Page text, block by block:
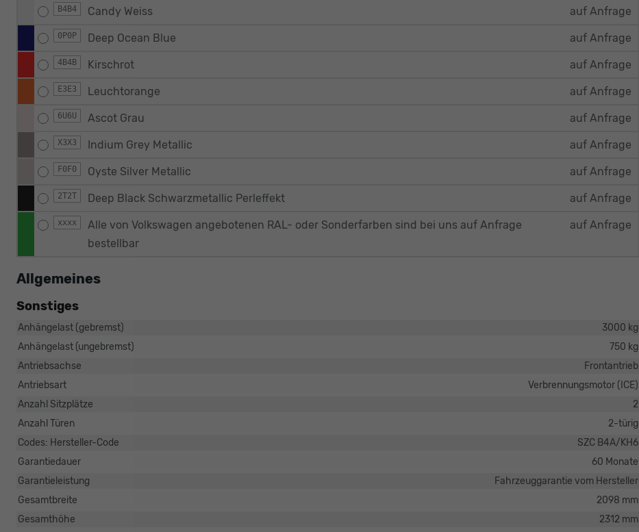
B4B4 Candy Weiss auf Anfrage
0P0P Deep Ocean Blue auf Anfrage
4B4B Kirschrot auf Anfrage
E3E3 Leuchtorange auf Anfrage
6U6U Ascot Grau auf Anfrage
X3X3 Indium Grey Metallic auf Anfrage
F0F0 Oyste Silver Metallic auf Anfrage
2T2T Deep Black Schwarzmetallic Perleffekt auf Anfrage
xxxx
Alle von Volkswagen angebotenen RAL- oder Sonderfarben sind bei uns auf Anfrage
bestellbar
auf Anfrage
Allgemeines
Sonstiges
Anhängelast (gebremst)
3000 kg
Anhängelast (ungebremst)
750 kg
Antriebsachse
Frontantrieb
Antriebsart
Verbrennungsmotor (ICE)
Anzahl Sitzplätze
2
Anzahl Türen
2-türig
Codes: Hersteller-Code
SZC B4A/KH6
Garantiedauer
60 Monate
Garantieleistung
Fahrzeuggarantie vom Hersteller
Gesamtbreite
2098 mm
Gesamthöhe
2312 mm